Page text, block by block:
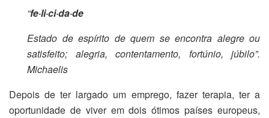
“fe·li·ci·da·de
Estado de espírito de quem se encontra alegre ou
satisfeito; alegria, contentamento, fortúnio, júbilo”.
Michaelis
Depois de ter largado um emprego, fazer terapia, ter a
oportunidade de viver em dois ótimos países europeus,